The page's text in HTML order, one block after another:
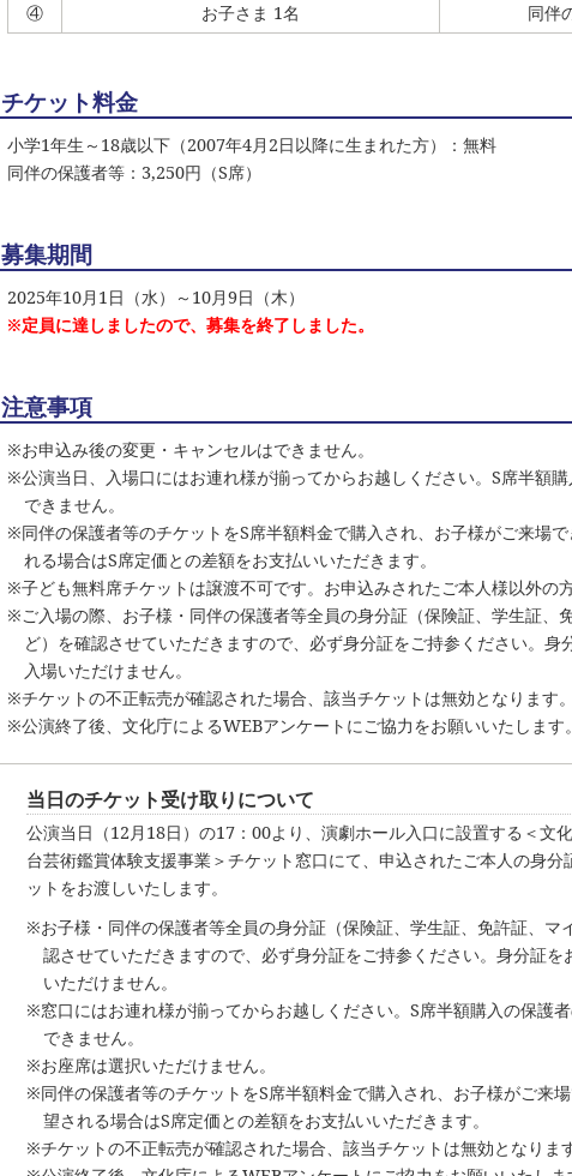
④
お子さま 1名 同伴
チケット料金
小学1年生～18歳以下（2007年4月2日以降に生まれた方）：無料
同伴の保護者等：3,250円（S席）
募集期間
2025年10月1日（水）～10月9日（木）
※定員に達しましたので、募集を終了しました。
注意事項
※お申込み後の変更・キャンセルはできません。
※公演当日、入場口にはお連れ様が揃ってからお越しください。S席半額
できません。
※同伴の保護者等のチケットをS席半額料金で購入され、お子様がご来場
れる場合はS席定価との差額をお支払いいただきます。
※子ども無料席チケットは譲渡不可です。お申込みされたご本人様以外の
※ご入場の際、お子様・同伴の保護者等全員の身分証（保険証、学生証、
ど）を確認させていただきますので、必ず身分証をご持参ください。身
入場いただけません。
※チケットの不正転売が確認された場合、該当チケットは無効となります。
※公演終了後、文化庁によるWEBアンケートにご協力をお願いいたします。
当日のチケット受け取りについて
公演当日（12月18日）の17：00より、演劇ホール入口に設置する＜文
台芸術鑑賞体験支援事業＞チケット窓口にて、申込されたご本人の身分
ットをお渡しいたします。
※お子様・同伴の保護者等全員の身分証（保険証、学生証、免許証、マ
認させていただきますので、必ず身分証をご持参ください。身分証
いただけません。
※窓口にはお連れ様が揃ってからお越しください。S席半額購入の保護
できません。
※お座席は選択いただけません。
※同伴の保護者等のチケットをS席半額料金で購入され、お子様がご来
望される場合はS席定価との差額をお支払いいただきます。
※チケットの不正転売が確認された場合、該当チケットは無効となります